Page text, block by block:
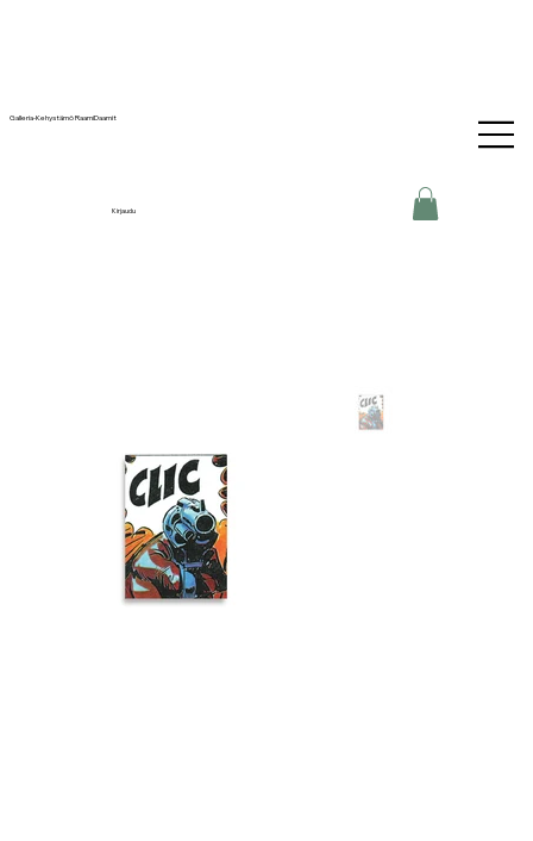
Galleria-Kehystämö RaamiDaamit
Kirjaudu